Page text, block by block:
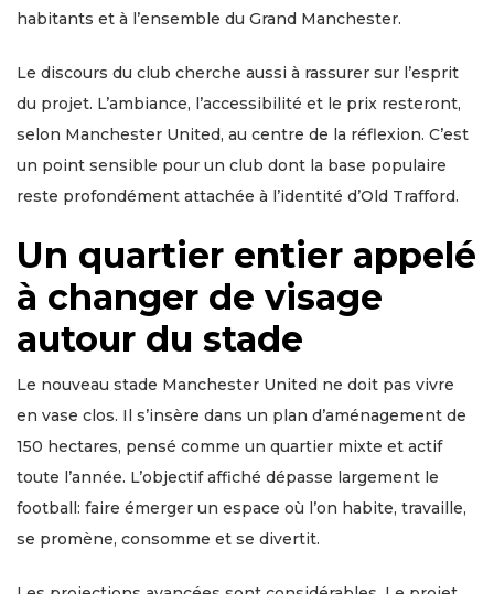
habitants et à l’ensemble du Grand Manchester.
Le discours du club cherche aussi à rassurer sur l’esprit
du projet. L’ambiance, l’accessibilité et le prix resteront,
selon Manchester United, au centre de la réflexion. C’est
un point sensible pour un club dont la base populaire
reste profondément attachée à l’identité d’Old Trafford.
Un quartier entier appelé
à changer de visage
autour du stade
Le nouveau stade Manchester United ne doit pas vivre
en vase clos. Il s’insère dans un plan d’aménagement de
150 hectares, pensé comme un quartier mixte et actif
toute l’année. L’objectif affiché dépasse largement le
football: faire émerger un espace où l’on habite, travaille,
se promène, consomme et se divertit.